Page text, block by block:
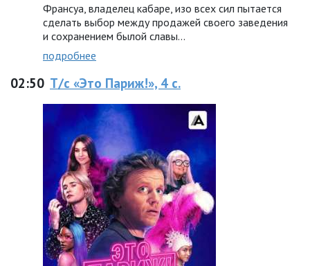
Франсуа, владелец кабаре, изо всех сил пытается
сделать выбор между продажей своего заведения
и сохранением былой славы…
подробнее
02:50 Т/с «Это Париж!», 4 с.